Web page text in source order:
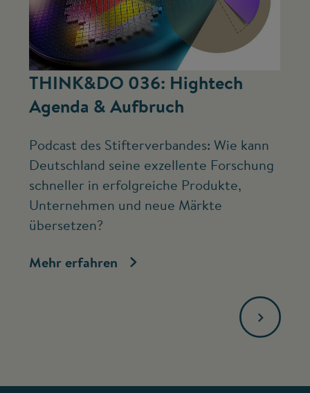
THINK&DO 036: Hightech
Agenda & Aufbruch
Podcast des Stifterverbandes: Wie kann
Deutschland seine exzellente Forschung
schneller in erfolgreiche Produkte,
Unternehmen und neue Märkte
übersetzen?
Mehr erfahren